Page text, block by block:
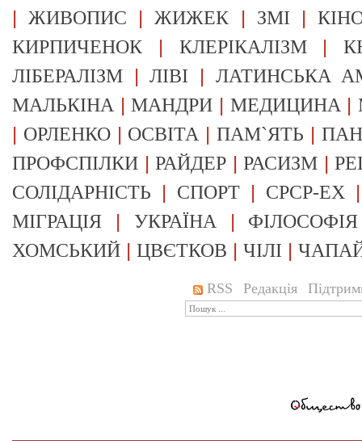
|ЖИВОПИС |ЖИЖЕК | ЗМІ |
КИРПИЧЕНОК | КЛЕРІКАЛІЗМ|
ЛІБЕРАЛІЗМ |ЛІВІ | ЛАТИНСЬКА
МАЛЬКІНА |МАНДРИ | МЕДИЦИНА |
| ОРЛЕНКО| ОСВІТА |ПАМ`ЯТЬ |
ПРОФСПІЛКИ |РАЙДЕР |РАСИЗМ |
СОЛІДАРНІСТЬ | СПОРТ | СРСР-EX
МІГРАЦІЯ | УКРАЇНА | ФІЛОСОФІЯ
ХОМСЬКИЙ | ЦВЄТКОВ | ЧІЛІ |
RSS Редакція